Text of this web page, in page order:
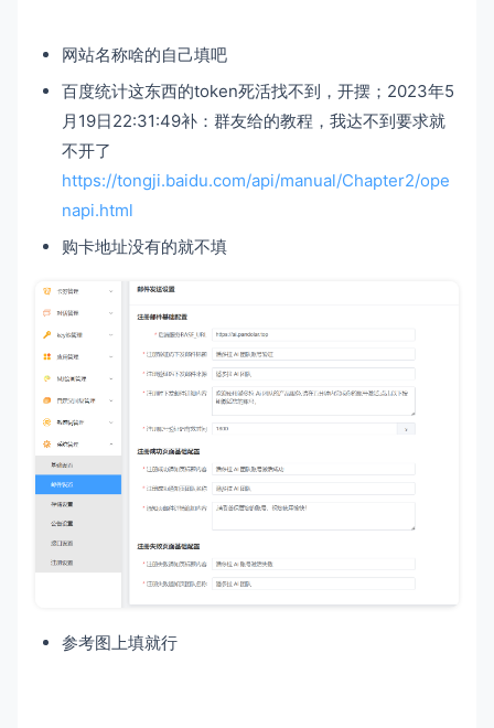
网站名称啥的自己填吧
百度统计这东西的token死活找不到，开摆；2023年5
月19日22:31:49补：群友给的教程，我达不到要求就
不开了
https://tongji.baidu.com/api/manual/Chapter2/ope
napi.html
购卡地址没有的就不填
参考图上填就行